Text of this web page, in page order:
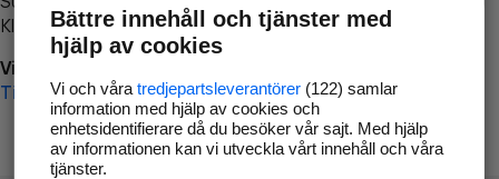
Klicka påTillbaka-knappen i webbläsaren och försök igen
Vi beklagar besväret!
Till startsidan
Bättre innehåll och tjänster med
hjälp av cookies
Vi och våra tredjepartsleverantörer(122) samlar
information med hjälp av cookies och
enhetsidentifierare då du besöker vår sajt. Med hjälp
av informationen kan vi utveckla vårt innehåll och våra
tjänster.